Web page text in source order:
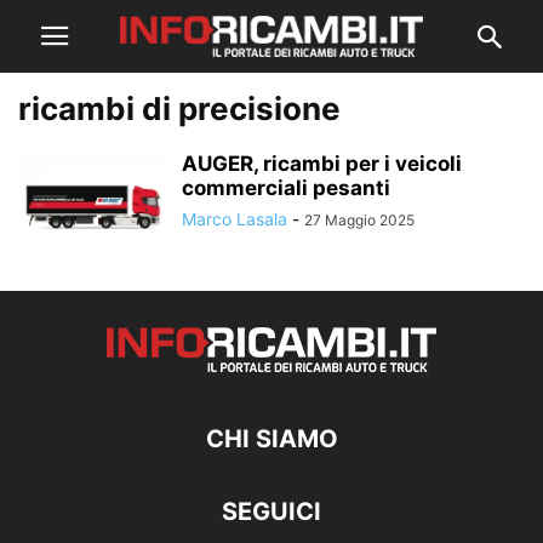
ricambi di precisione
AUGER, ricambi per i veicoli
commerciali pesanti
Marco Lasala - 27 Maggio 2025
CHI SIAMO
SEGUICI